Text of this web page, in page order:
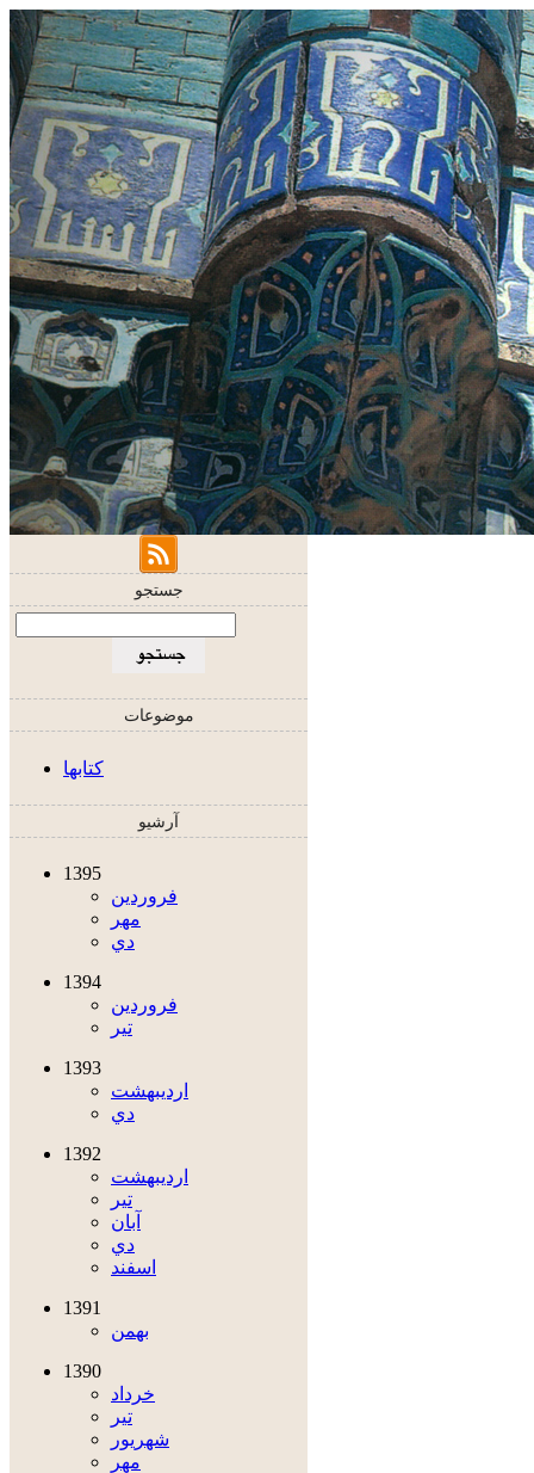
جستجو
موضوعات
کتابها
آرشیو
1395
فروردين
مهر
دي
1394
فروردين
تير
1393
ارديبهشت
دي
1392
ارديبهشت
تير
آبان
دي
اسفند
1391
بهمن
1390
خرداد
تير
شهريور
مهر